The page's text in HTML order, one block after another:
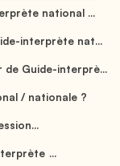
national ...
interprète nat...
Guide-interprè...
/ nationale ?
...